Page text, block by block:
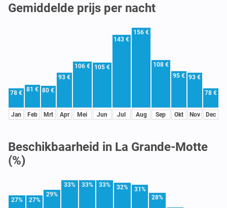
Gemiddelde prijs per nacht
78 €
Jan
81 €
Feb
80 €
Mrt
93 €
Apr
106 €
Mei
105 €
Jun
143 €
Jul
156 €
Aug
108 €
Sep
95 €
Okt
93 €
Nov
78 €
Dec
Beschikbaarheid in La Grande-Motte
(%)
27% 27%
29%
33% 33% 33% 32%
31%
28%